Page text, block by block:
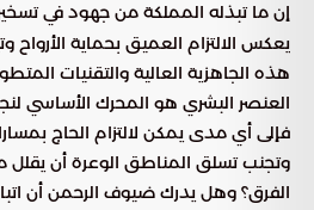
إن ما تبذله المملكة من جهود في
يعكس الالتزام العميق بحماية الأرواح
هذه الجاهزية العالية والتقنيات
العنصر البشري هو المحرك الأساسي
فإلى أي مدى يمكن لالتزام الحاج
وتجنب تسلق المناطق الوعرة أن
الفرق؟ وهل يدرك ضيوف الرحمن أن